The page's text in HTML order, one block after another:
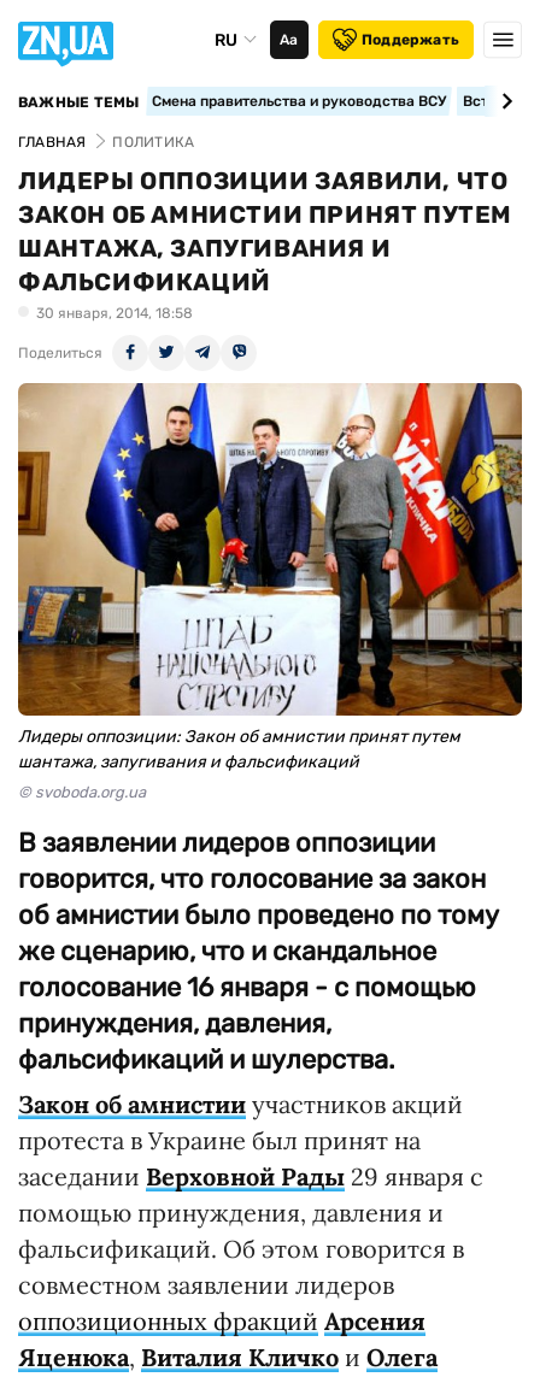
RU Аа Поддержать
ВАЖНЫЕ ТЕМЫ Смена правительства и руководства ВСУ
ГЛАВНАЯ ПОЛИТИКА
ЛИДЕРЫ ОППОЗИЦИИ ЗАЯВИЛИ, ЧТО
ЗАКОН ОБ АМНИСТИИ ПРИНЯТ ПУТЕМ
ШАНТАЖА, ЗАПУГИВАНИЯ И
ФАЛЬСИФИКАЦИЙ
30 января, 2014, 18:58
Поделиться
Лидеры оппозиции: Закон об амнистии принят путем
шантажа, запугивания и фальсификаций
© svoboda.org.ua
В заявлении лидеров оппозиции
говорится, что голосование за закон
об амнистии было проведено по тому
же сценарию, что и скандальное
голосование 16 января - с помощью
принуждения, давления,
фальсификаций и шулерства.
Закон об амнистии участников акций
протеста в Украине был принят на
заседании Верховной Рады 29 января с
помощью принуждения, давления и
фальсификаций. Об этом говорится в
совместном заявлении лидеров
оппозиционных фракций Арсения
Яценюка, Виталия Кличко и Олега